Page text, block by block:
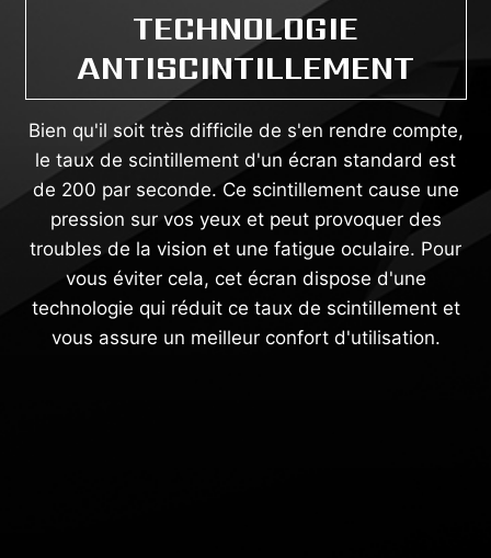
TECHNOLOGIE
ANTISCINTILLEMENT
Bien qu'il soit très difficile de s'en rendre compte,
le taux de scintillement d'un écran standard est
de 200 par seconde. Ce scintillement cause une
pression sur vos yeux et peut provoquer des
troubles de la vision et une fatigue oculaire. Pour
vous éviter cela, cet écran dispose d'une
technologie qui réduit ce taux de scintillement et
vous assure un meilleur confort d'utilisation.